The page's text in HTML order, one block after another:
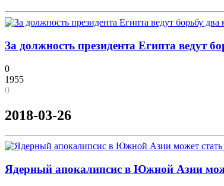
За должность президента Египта ведут
0
1955
0
2018-03-26
Ядерный апокалипсис в Южной Азии